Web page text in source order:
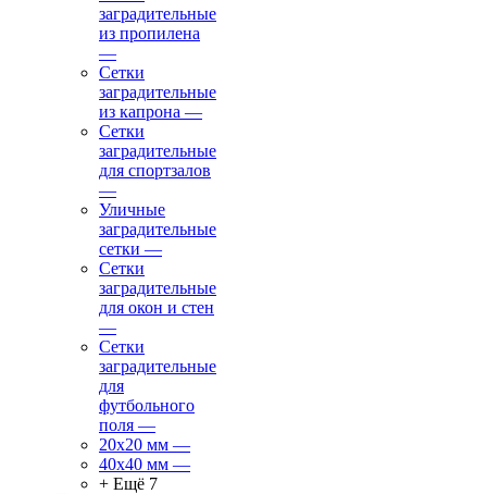
заградительные
из пропилена
—
Сетки
заградительные
из капрона —
Сетки
заградительные
для спортзалов
—
Уличные
заградительные
сетки —
Сетки
заградительные
для окон и стен
—
Сетки
заградительные
для
футбольного
поля —
20х20 мм —
40х40 мм —
+ Ещё 7